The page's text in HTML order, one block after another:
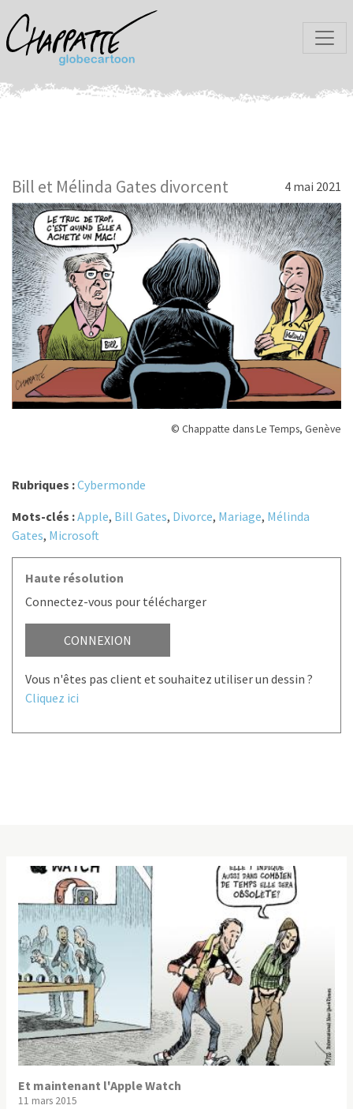
Bill et Mélinda Gates divorcent 4 mai 2021
© Chappatte dans Le Temps, Genève
Rubriques :Cybermonde
Mots-clés :Apple, Bill Gates, Divorce, Mariage, Mélinda
Gates, Microsoft
Haute résolution
Connectez-vous pour télécharger
CONNEXION
Vous n'êtes pas client et souhaitez utiliser un dessin ?
Cliquez ici
Et maintenant l'Apple Watch
11 mars 2015